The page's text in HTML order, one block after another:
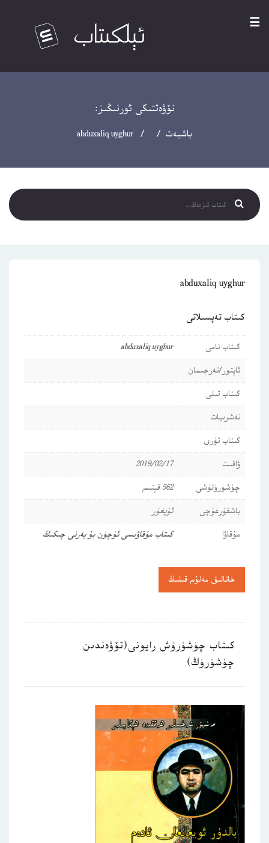
☰
نۆۋەتتىكى ئورنىڭىز:
باشبەت / / abduxaliq uyghur
abduxaliq uyghur
كىتاب تەپسىلاتى
كىتاب نامى
abduxaliq uyghur
ئاپتور/تەرجىمان
كىتاب تىلى
نەشرىيات
كىتاب تۈرى
ۋاقىت
2019/02/17
چۈشۈرۈلۈشى
562 قېتىم
باشقۇرغۇچى
ئۇيغۇر
مۇقاۋا
كىتاب مۇقاۋىسى ئۈچۈن بۇ يەرنى چىكىڭ
خاتالىق مەلۇم قىلىڭ
كىتاب چۈشۈرۈش رايونى(تۆۋەندىن
چۈشۈرۈڭ)